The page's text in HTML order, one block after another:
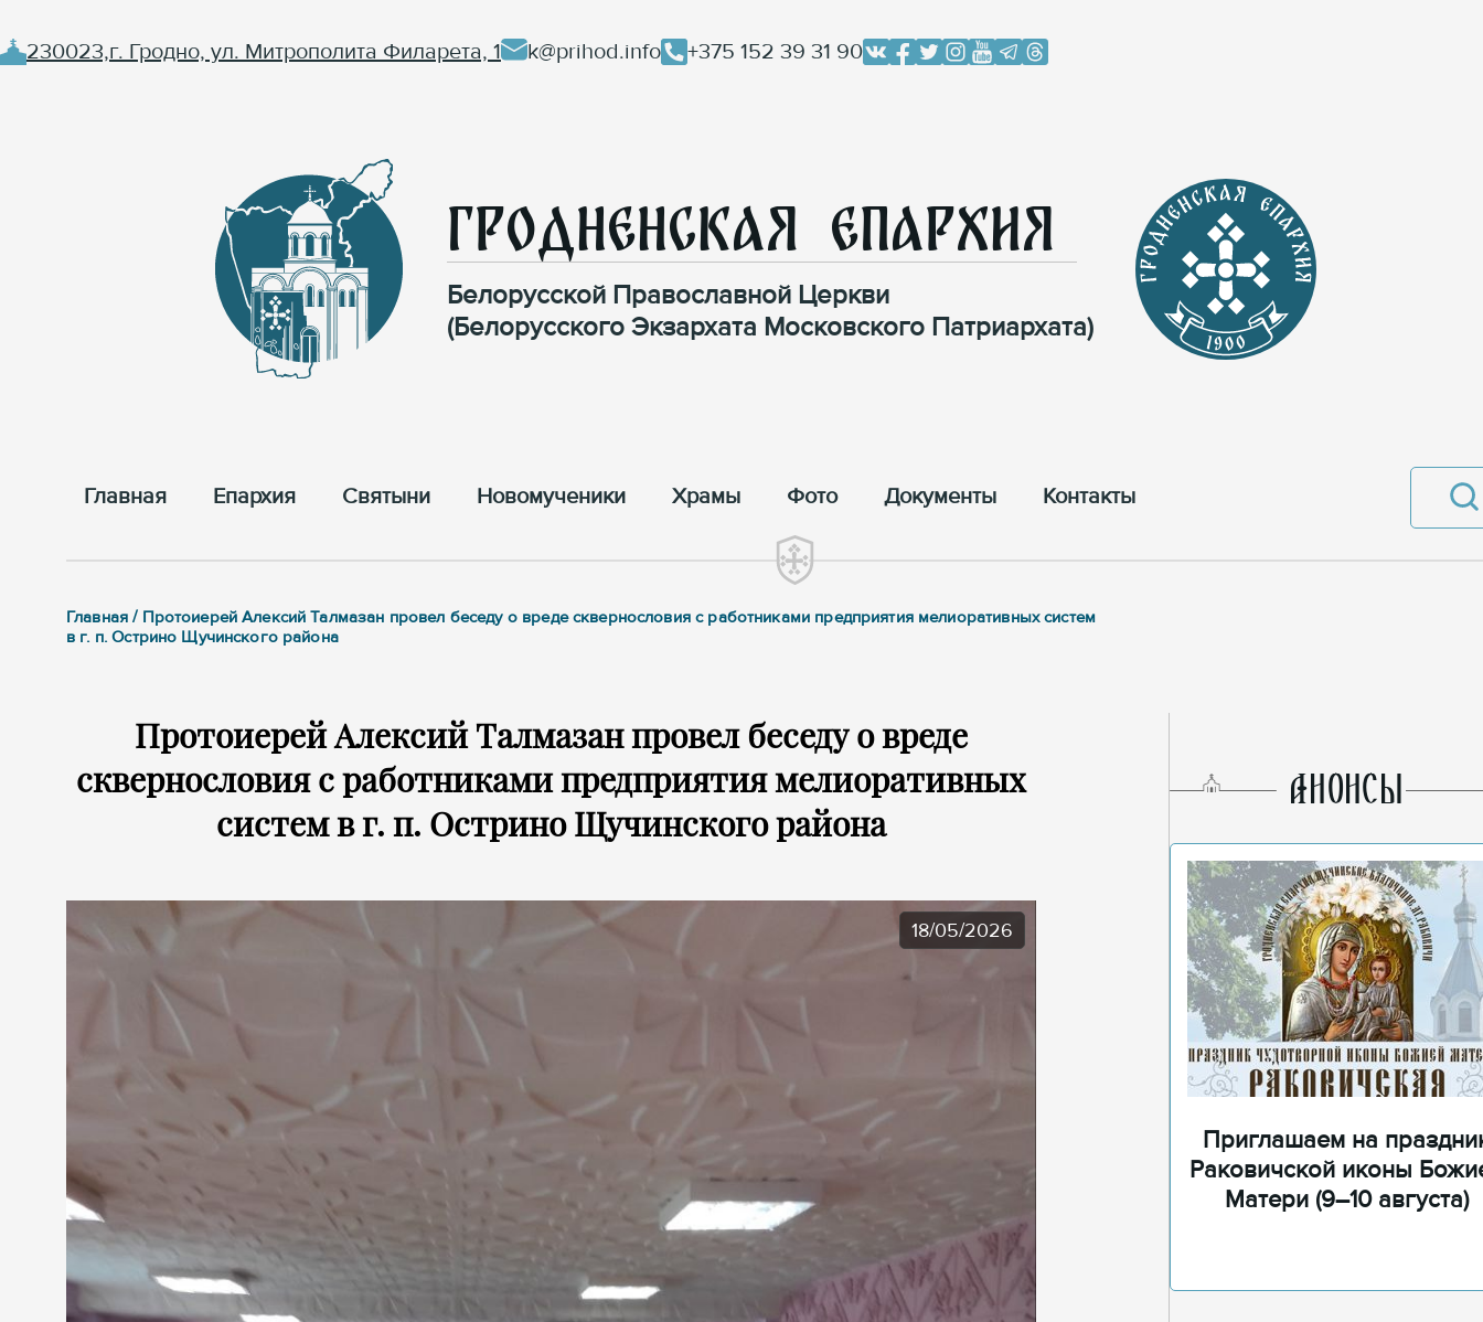
230023,г. Гродно, ул. Митрополита Филарета, 1 k@prihod.info +375 152 39 31 90
Гродненская Епархия
Белорусской Православной Церкви
(Белорусского Экзархата Московского Патриархата)
Главная Епархия Cвятыни Новомученики Храмы Фото Документы Контакты
Главная / Протоиерей Алексий Талмазан провел беседу о вреде сквернословия с работниками предприятия мелиоративных систем
в г. п. Острино Щучинского района
Протоиерей Алексий Талмазан провел беседу о вреде
сквернословия с работниками предприятия мелиоративных
систем в г. п. Острино Щучинского района
18/05/2026
AНОНСЫ
Приглашаем на
Раковичской иконы
Матери (9–10 августа)